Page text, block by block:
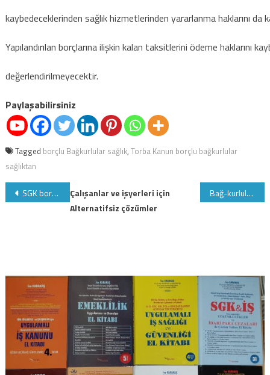
kaybedeceklerinden sağlık hizmetlerinden yararlanma haklarını da
Yapılandırılan borçlarına ilişkin kalan taksitlerini ödeme
değerlendirilmeyecektir.
Paylaşabilirsiniz
Tagged borçlu Bağkurlular sağlık, Torba Kanun borçlu bağkurlular
sağlıktan
Yazı
gezinmesi
SGK borcunu yapılandırmak için Form örneği ve adım adım doldurulması Bağ-kurluların borcunu öğrenmesinin en pratik yolu
Çalışanlar ve işyerleri için
Alternatifsiz çözümler